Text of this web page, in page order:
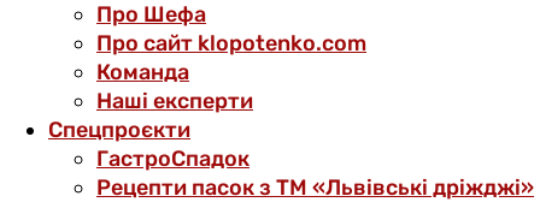
Про Шефа
Про сайт klopotenko.com
Команда
Наші експерти
Спецпроєкти
ГастроСпадок
Рецепти пасок з ТМ «Львівські дріжджі»